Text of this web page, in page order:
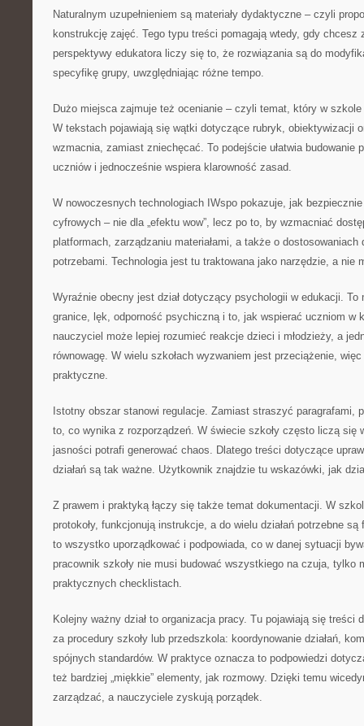
Naturalnym uzupełnieniem są materiały dydaktyczne – czyli
konstrukcję zajęć. Tego typu treści pomagają wtedy, gdy chcesz
perspektywy edukatora liczy się to, że rozwiązania są do
specyfikę grupy, uwzględniając różne tempo.
Dużo miejsca zajmuje też ocenianie – czyli temat, który w szkole
W tekstach pojawiają się wątki dotyczące rubryk, obiektywizacji
wzmacnia, zamiast zniechęcać. To podejście ułatwia budowanie
uczniów i jednocześnie wspiera klarowność zasad.
W nowoczesnych technologiach IWspo pokazuje, jak
cyfrowych – nie dla „efektu wow”, lecz po to, by wzmacniać
platformach, zarządzaniu materiałami, a także o
potrzebami. Technologia jest tu traktowana jako narzędzie, a nie
Wyraźnie obecny jest dział dotyczący psychologii w edukacji.
granice, lęk, odporność psychiczną i to, jak wspierać uczniom w
nauczyciel może lepiej rozumieć reakcje dzieci i młodzieży, a
równowagę. W wielu szkołach wyzwaniem jest przeciążenie,
praktyczne.
Istotny obszar stanowi regulacje. Zamiast straszyć paragrafami,
to, co wynika z rozporządzeń. W świecie szkoły często liczą się
jasności potrafi generować chaos. Dlatego treści dotyczące
działań są tak ważne. Użytkownik znajdzie tu wskazówki, jak
Z prawem i praktyką łączy się także temat dokumentacji. W
protokoły, funkcjonują instrukcje, a do wielu działań potrzebne
to wszystko uporządkować i podpowiada, co w danej sytuacji
pracownik szkoły nie musi budować wszystkiego na czuja, tylko
praktycznych checklistach.
Kolejny ważny dział to organizacja pracy. Tu pojawiają się treści
za procedury szkoły lub przedszkola: koordynowanie działań,
spójnych standardów. W praktyce oznacza to podpowiedzi
też bardziej „miękkie” elementy, jak rozmowy. Dzięki temu
zarządzać, a nauczyciele zyskują porządek.